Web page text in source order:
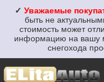
✓ Уважаемые
быть не
стоимость может
информацию на вашу
снегохода